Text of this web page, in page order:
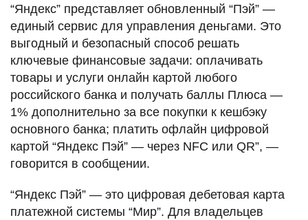
“Яндекс” представляет обновленный “Пэй” —
единый сервис для управления деньгами. Это
выгодный и безопасный способ решать
ключевые финансовые задачи: оплачивать
товары и услуги онлайн картой любого
российского банка и получать баллы Плюса —
1% дополнительно за все покупки к кешбэку
основного банка; платить офлайн цифровой
картой “Яндекс Пэй” — через NFC или QR”, —
говорится в сообщении.
“Яндекс Пэй” — это цифровая дебетовая карта
платежной системы “Мир”. Для владельцев